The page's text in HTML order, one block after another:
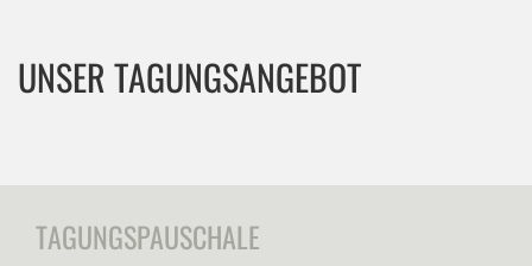
UNSER TAGUNGSANGEBOT
TAGUNGSPAUSCHALE